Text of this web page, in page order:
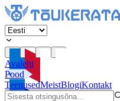
Avaleht
Pood
TeenusedMeistBlogiKontakt